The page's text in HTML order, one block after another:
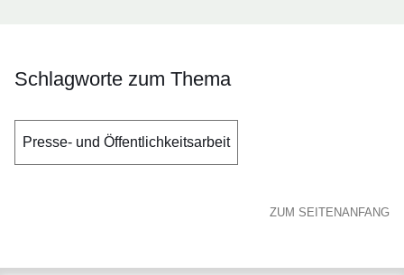
Schlagworte zum Thema
Presse- und Öffentlichkeitsarbeit
ZUM SEITENANFANG